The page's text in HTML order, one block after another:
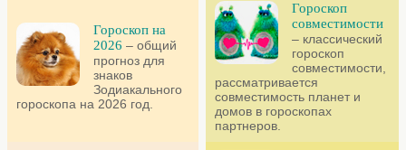
Гороскоп на
2026 – общий
прогноз для
знаков
Зодиакального
гороскопа на 2026 год.
Гороскоп
совместимости
– классический
гороскоп
совместимости,
рассматривается
совместимость планет и
домов в гороскопах
партнеров.